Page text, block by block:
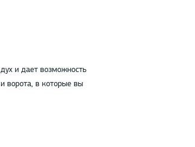
и дает возможность
ворота, в которые вы